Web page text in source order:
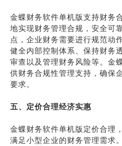
金蝶财务软件单机版支持财务
地实现财务管理合规，安全可
点，企业财务需要进行规范动
健全内部控制体系、保持财务
审查以及管理财务风险等。金
供财务合规性管理支持，确保
要求。
五、定价合理经济实惠
金蝶财务软件单机版定价合理
满足小型企业的财务管理需求